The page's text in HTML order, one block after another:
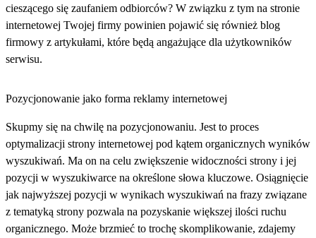
cieszącego się zaufaniem odbiorców? W związku z tym na stronie
internetowej Twojej firmy powinien pojawić się również blog
firmowy z artykułami, które będą angażujące dla użytkowników
serwisu.
Pozycjonowanie jako forma reklamy internetowej
Skupmy się na chwilę na pozycjonowaniu. Jest to proces
optymalizacji strony internetowej pod kątem organicznych wyników
wyszukiwań. Ma on na celu zwiększenie widoczności strony i jej
pozycji w wyszukiwarce na określone słowa kluczowe. Osiągnięcie
jak najwyższej pozycji w wynikach wyszukiwań na frazy związane
z tematyką strony pozwala na pozyskanie większej ilości ruchu
organicznego. Może brzmieć to trochę skomplikowanie, zdajemy